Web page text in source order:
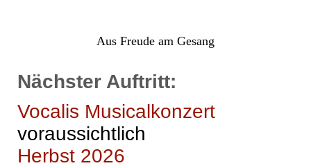
Aus Freude am Gesang
Nächster Auftritt:
Vocalis Musicalkonzert
voraussichtlich
Herbst 2026